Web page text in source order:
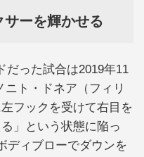
サーを輝かせる
った試合は2019年11
ニト・ドネア（フィリ
フックを受けて右目を
」という状態に陥っ
ディブローでダウンを